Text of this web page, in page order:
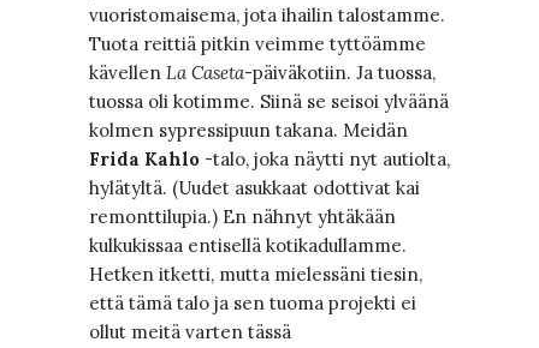
vuoristomaisema, jota ihailin talostamme.
Tuota reittiä pitkin veimme tyttöämme
kävellen La Caseta-päiväkotiin. Ja tuossa,
tuossa oli kotimme. Siinä se seisoi ylväänä
kolmen sypressipuun takana. Meidän
Frida Kahlo -talo, joka näytti nyt autiolta,
hylätyltä. (Uudet asukkaat odottivat kai
remonttilupia.) En nähnyt yhtäkään
kulkukissaa entisellä kotikadullamme.
Hetken itketti, mutta mielessäni tiesin,
että tämä talo ja sen tuoma projekti ei
ollut meitä varten tässä